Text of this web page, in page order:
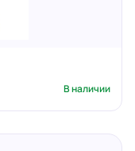
В наличии